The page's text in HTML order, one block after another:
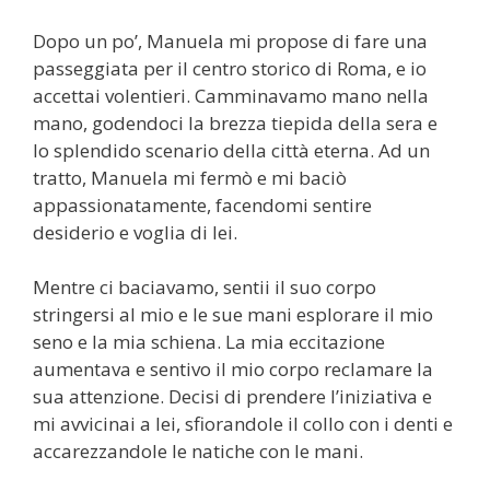
Dopo un po’, Manuela mi propose di fare una
passeggiata per il centro storico di Roma, e io
accettai volentieri. Camminavamo mano nella
mano, godendoci la brezza tiepida della sera e
lo splendido scenario della città eterna. Ad un
tratto, Manuela mi fermò e mi baciò
appassionatamente, facendomi sentire
desiderio e voglia di lei.
Mentre ci baciavamo, sentii il suo corpo
stringersi al mio e le sue mani esplorare il mio
seno e la mia schiena. La mia eccitazione
aumentava e sentivo il mio corpo reclamare la
sua attenzione. Decisi di prendere l’iniziativa e
mi avvicinai a lei, sfiorandole il collo con i denti e
accarezzandole le natiche con le mani.